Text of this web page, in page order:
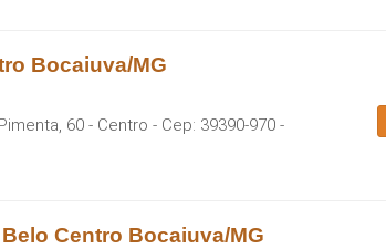
Bocaiuva/MG
60 - Centro - Cep: 39390-970 -
Centro Bocaiuva/MG